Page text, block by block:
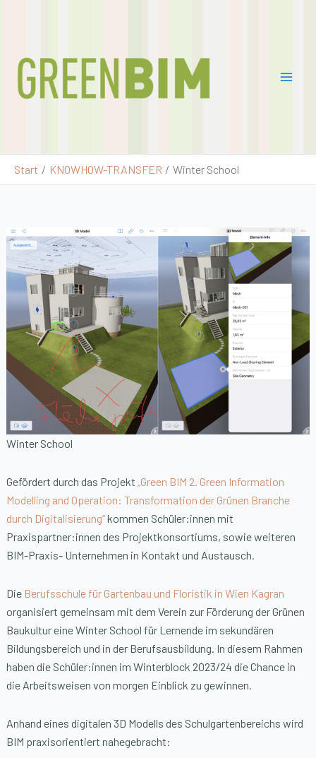
Start KNOWHOW-TRANSFER Winter School
Winter School
Gefördert durch das Projekt „Green BIM 2. Green Information
Modelling and Operation: Transformation der Grünen Branche
durch Digitalisierung“kommen Schüler:innen mit
Praxispartner:innen des Projektkonsortiums, sowie weiteren
BIM-Praxis- Unternehmen in Kontakt und Austausch.
Die Berufsschule für Gartenbau und Floristik in Wien Kagran
organisiert gemeinsam mit dem Verein zur Förderung der Grünen
Baukultur eine Winter School für Lernende im sekundären
Bildungsbereich und in der Berufsausbildung. In diesem Rahmen
haben die Schüler:innen im Winterblock 2023/24 die Chance in
die Arbeitsweisen von morgen Einblick zu gewinnen.
Anhand eines digitalen 3D Modells des Schulgartenbereichs wird
BIM praxisorientiert nahegebracht: